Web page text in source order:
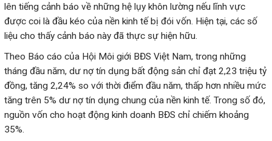
lên tiếng cảnh báo về những hệ lụy khôn lường nếu lĩnh vực
được coi là đầu kéo của nền kinh tế bị đói vốn. Hiện tại, các số
liệu cho thấy cảnh báo này đã thực sự hiện hữu.
Theo Báo cáo của Hội Môi giới BĐS Việt Nam, trong những
tháng đầu năm, dư nợ tín dụng bất động sản chỉ đạt 2,23 triệu tỷ
đồng, tăng 2,24% so với thời điểm đầu năm, thấp hơn nhiều mức
tăng trên 5% dư nợ tín dụng chung của nền kinh tế. Trong số đó,
nguồn vốn cho hoạt động kinh doanh BĐS chỉ chiếm khoảng
35%.